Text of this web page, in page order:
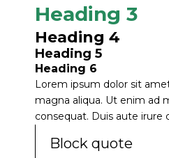
Heading 3
Heading 4
Heading 5
Heading 6
Lorem ipsum dolor sit
magna aliqua. Ut enim ad
consequat. Duis aute irure
Block quote